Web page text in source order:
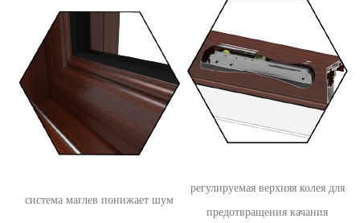
система маглев понижает шум
регулируемая верхняя колея для
предотвращения качания